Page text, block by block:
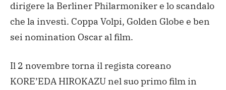
dirigere la Berliner Philarmoniker e lo scandalo
che la investì. Coppa Volpi, Golden Globe e ben
sei nomination Oscar al film.
Il 2 novembre torna il regista coreano
KORE’EDA HIROKAZU nel suo primo film in